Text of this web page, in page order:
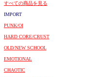
すべての商品を見る
IMPORT
PUNK/OI
HARD CORE/CRUST
OLD/NEW SCHOOL
EMOTIONAL
CHAOTIC